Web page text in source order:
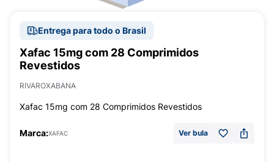
Entrega para todo o Brasil
Xafac 15mg com 28 Comprimidos
Revestidos
RIVAROXABANA
Xafac 15mg com 28 Comprimidos Revestidos
Marca:XAFAC Ver bula